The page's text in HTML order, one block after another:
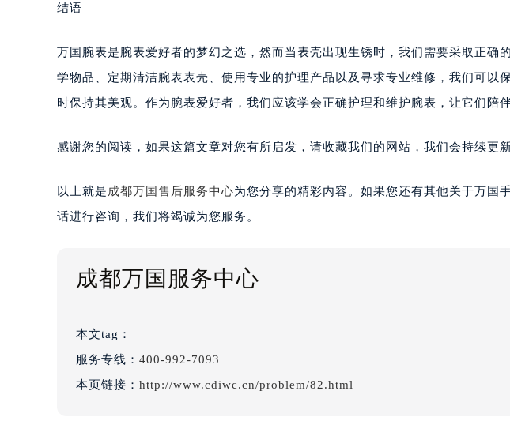
结语
万国腕表是腕表爱好者的梦幻之选，然而当表壳出现生锈时，我们需要采取正确
学物品、定期清洁腕表表壳、使用专业的护理产品以及寻求专业维修，我们可以
时保持其美观。作为腕表爱好者，我们应该学会正确护理和维护腕表，让它们陪
感谢您的阅读，如果这篇文章对您有所启发，请收藏我们的网站，我们会持续更
以上就是 成都万国售后服务中心为您分享的精彩内容。如果您还有其他关于万国
话进行咨询，我们将竭诚为您服务。
成都万国服务中心
本文tag：
服务专线： 400-992-7093
本页链接： http://www.cdiwc.cn/problem/82.html